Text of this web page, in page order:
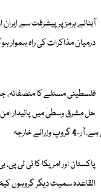
آبنائے ہرمز پر پیشرفت سے ایران
درمیان مذاکرات کی راہ ہموار
فلسطینی مسئلے کا منصفانہ،
حل مشرق وسطیٰ میں پائیدار
خارجہ
پاکستان اور امریکا کا ٹی ٹی پی،
القاعدہ سمیت دیگر گروہوں